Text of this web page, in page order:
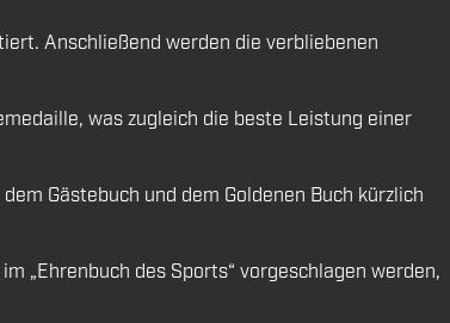
Anschließend werden die verbliebenen
was zugleich die beste Leistung einer
Gästebuch und dem Goldenen Buch kürzlich
„Ehrenbuch des Sports“ vorgeschlagen werden,